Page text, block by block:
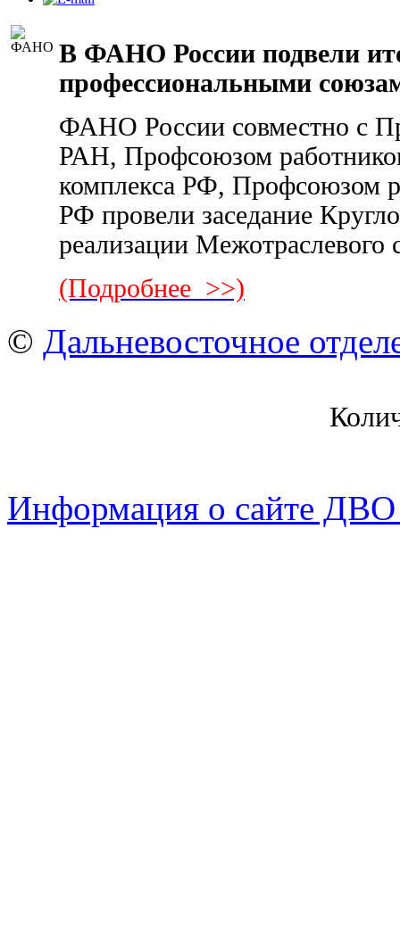
В ФАНО России подвели
профессиональными
ФАНО России совместно с
РАН, Профсоюзом
комплекса РФ, Профсоюзом
РФ провели заседание
реализации Межотраслевого
(Подробнее >>)
© Дальневосточное
Информация о сайте